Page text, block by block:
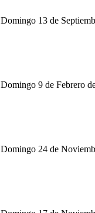
Domingo 13 de
Domingo 9 de Febrero
Domingo 24 de